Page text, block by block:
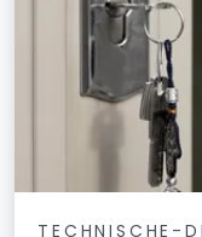
TECHNISCHE-